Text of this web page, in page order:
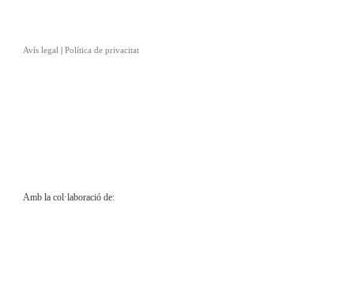
Avís legal | Política de privacitat
Amb la col·laboració de: